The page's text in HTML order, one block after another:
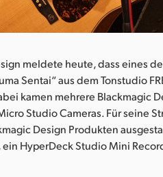
meldete heute, dass eines
Sentai“ aus dem Tonstudio
kamen mehrere Blackmagic
Studio Cameras. Für seine
Design Produkten
HyperDeck Studio Mini